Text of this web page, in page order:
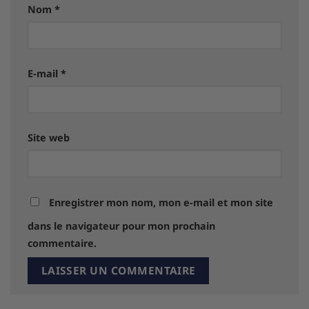
Nom *
E-mail *
Site web
Enregistrer mon nom, mon e-mail et mon site
dans le navigateur pour mon prochain
commentaire.